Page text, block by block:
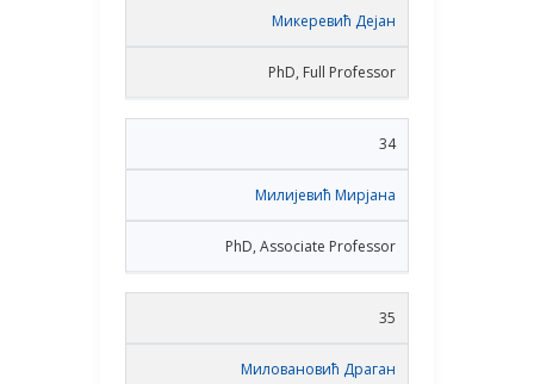
Микеревић Дејан
PhD, Full Professor
34
Милијевић Мирјана
PhD, Associate Professor
35
Миловановић Драган